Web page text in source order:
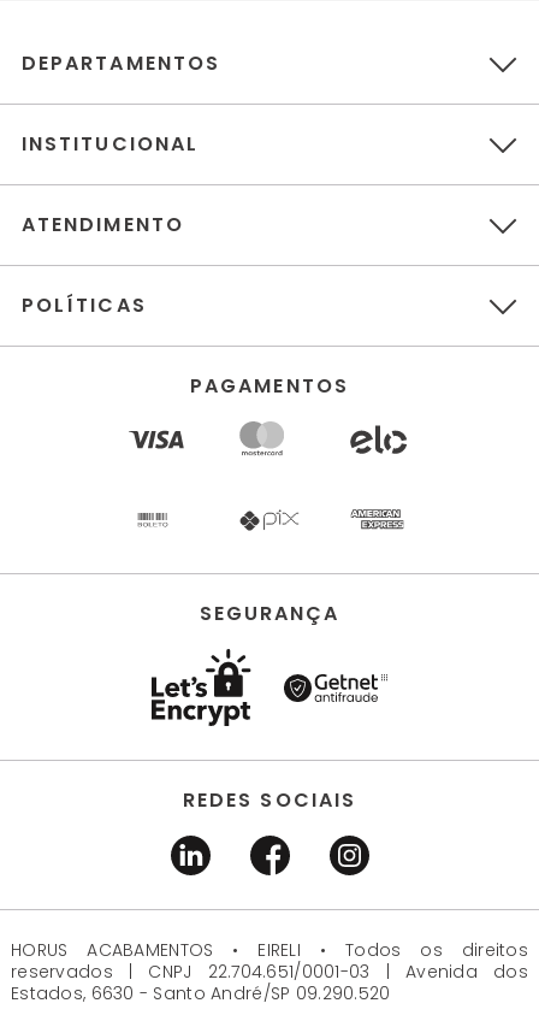
DEPARTAMENTOS
INSTITUCIONAL
ATENDIMENTO
POLÍTICAS
PAGAMENTOS
SEGURANÇA
REDES SOCIAIS
HORUS ACABAMENTOS • EIRELI • Todos os direitos
reservados | CNPJ 22.704.651/0001-03 | Avenida dos
Estados, 6630 - Santo André/SP 09.290.520